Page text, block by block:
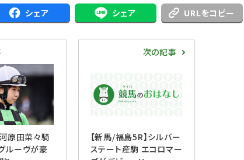
シェア シェア URLをコピー
河原田菜々騎
ルーヴが豪
次の記事
【新馬/福島5R】シルバー
ステート産駒 エコロマー